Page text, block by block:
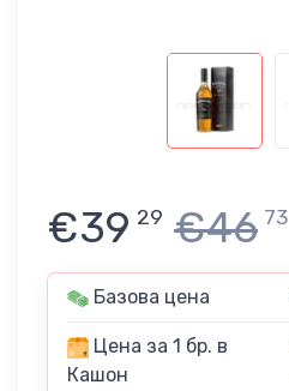
€39 29 €46 73
Базова цена
Цена за 1 бр. в
Кашон